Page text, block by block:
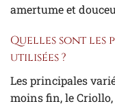
amertume et
Quelles sont les
utilisées ?
Les principales
moins fin, le Criollo,